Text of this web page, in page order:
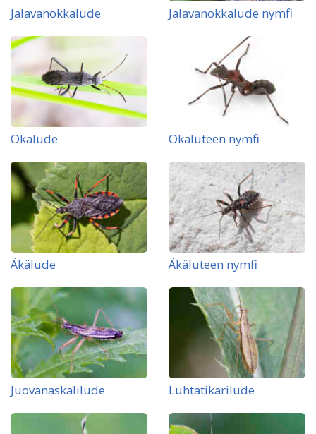
Jalavanokkalude Jalavanokkalude nymfi
Okalude Okaluteen nymfi
Äkälude Äkäluteen nymfi
Juovanaskalilude Luhtatikarilude